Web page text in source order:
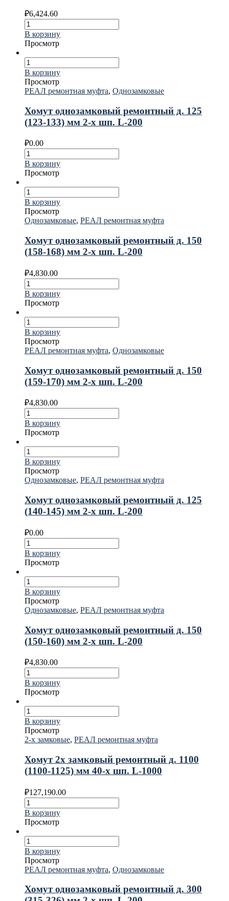
₽6,424.60
В корзину
Просмотр
В корзину
Просмотр
РЕАЛ ремонтная муфта, Однозамковые
Хомут однозамковый ремонтный д. 125
(123-133) мм 2-х шп. L-200
₽0.00
В корзину
Просмотр
В корзину
Просмотр
Однозамковые, РЕАЛ ремонтная муфта
Хомут однозамковый ремонтный д. 150
(158-168) мм 2-х шп. L-200
₽4,830.00
В корзину
Просмотр
В корзину
Просмотр
РЕАЛ ремонтная муфта, Однозамковые
Хомут однозамковый ремонтный д. 150
(159-170) мм 2-х шп. L-200
₽4,830.00
В корзину
Просмотр
В корзину
Просмотр
Однозамковые, РЕАЛ ремонтная муфта
Хомут однозамковый ремонтный д. 125
(140-145) мм 2-х шп. L-200
₽0.00
В корзину
Просмотр
В корзину
Просмотр
Однозамковые, РЕАЛ ремонтная муфта
Хомут однозамковый ремонтный д. 150
(150-160) мм 2-х шп. L-200
₽4,830.00
В корзину
Просмотр
В корзину
Просмотр
2-х замковые, РЕАЛ ремонтная муфта
Хомут 2х замковый ремонтный д. 1100
(1100-1125) мм 40-х шп. L-1000
₽127,190.00
В корзину
Просмотр
В корзину
Просмотр
РЕАЛ ремонтная муфта, Однозамковые
Хомут однозамковый ремонтный д. 300